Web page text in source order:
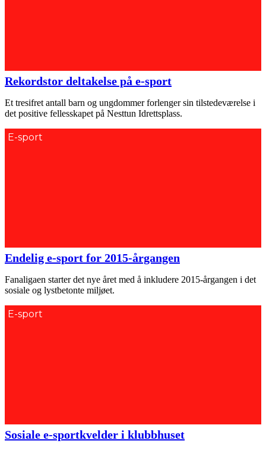
Rekordstor deltakelse på e-sport
Et tresifret antall barn og ungdommer forlenger sin tilstedeværelse i
det positive fellesskapet på Nesttun Idrettsplass.
E-sport
Endelig e-sport for 2015-årgangen
Fanaligaen starter det nye året med å inkludere 2015-årgangen i det
sosiale og lystbetonte miljøet.
E-sport
Sosiale e-sportkvelder i klubbhuset